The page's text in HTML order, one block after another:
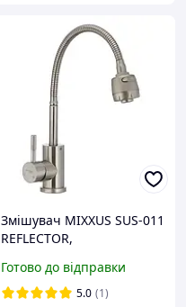
Змішувач MIXXUS SUS-011
REFLECTOR,
раковини
Готово до відправки
5.0 (1)